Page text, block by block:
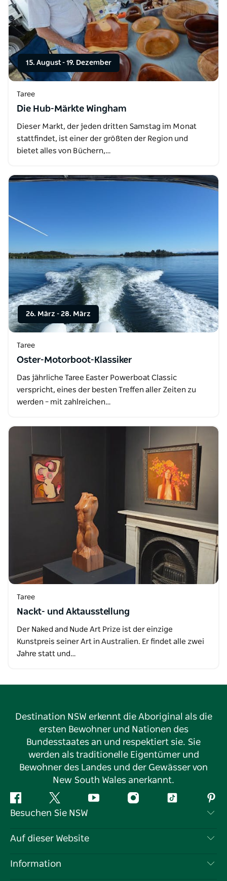
15. August - 19. Dezember
Taree
Die Hub-Märkte Wingham
Dieser Markt, der jeden dritten Samstag im Monat
stattfindet, ist einer der größten der Region und
bietet alles von Büchern,…
26. März - 28. März
Taree
Oster-Motorboot-Klassiker
Das jährliche Taree Easter Powerboat Classic
verspricht, eines der besten Treffen aller Zeiten zu
werden – mit zahlreichen…
Taree
Nackt- und Aktausstellung
Der Naked and Nude Art Prize ist der einzige
Kunstpreis seiner Art in Australien. Er findet alle zwei
Jahre statt und…
Destination NSW erkennt die Aboriginal als die
ersten Bewohner und Nationen des
Bundesstaates an und respektiert sie. Sie
werden als traditionelle Eigentümer und
Bewohner des Landes und der Gewässer von
New South Wales anerkannt.
Facebook Twitter YouTube InstagramTikTok
Besuchen Sie NSW
Kontaktieren Sie uns
Auf dieser Website
Reiseziele
Information